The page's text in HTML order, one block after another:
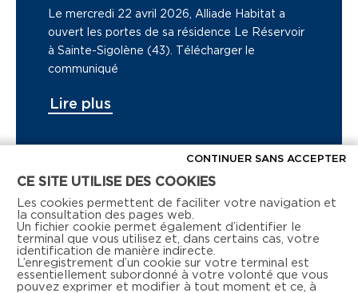
Le mercredi 22 avril 2026, Alliade Habitat a
ouvert les portes de sa résidence Le Réservoir
à Sainte-Sigolène (43). Télécharger le
communiqué
Lire plus
Voir tous les articles de presse
CE SITE UTILISE DES COOKIES
Les cookies permettent de faciliter votre navigation et
la consultation des pages web.
Un fichier cookie permet également d’identifier le
terminal que vous utilisez et, dans certains cas, votre
identification de manière indirecte.
L’enregistrement d’un cookie sur votre terminal est
essentiellement subordonné à votre volonté que vous
pouvez exprimer et modifier à tout moment et ce, à
CONTINUER SANS ACCEPTER